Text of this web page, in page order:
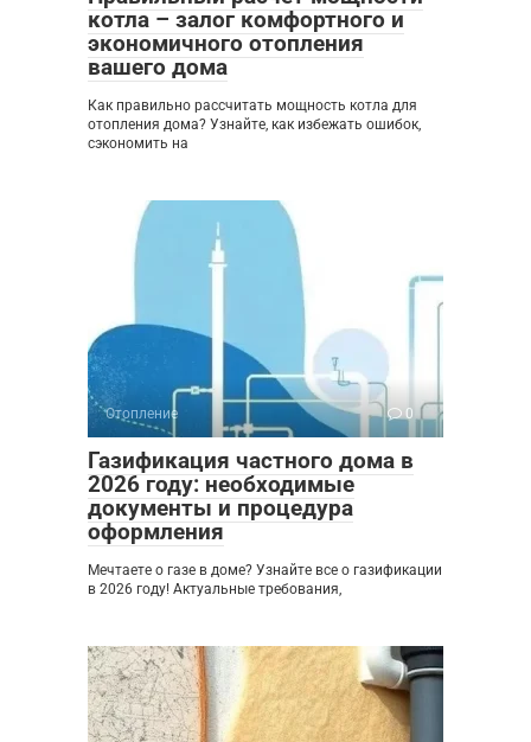
котла – залог комфортного и
экономичного отопления
вашего дома
Как правильно рассчитать мощность котла для
отопления дома? Узнайте, как избежать ошибок,
сэкономить на
Отопление 0
Газификация частного дома в
2026 году: необходимые
документы и процедура
оформления
Мечтаете о газе в доме? Узнайте все о газификации
в 2026 году! Актуальные требования,